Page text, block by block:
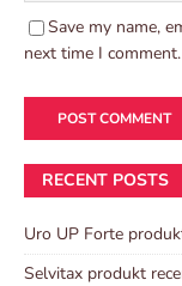
Save my name,
next time I comment.
RECENT POSTS
Uro UP Forte
Selvitax produkt